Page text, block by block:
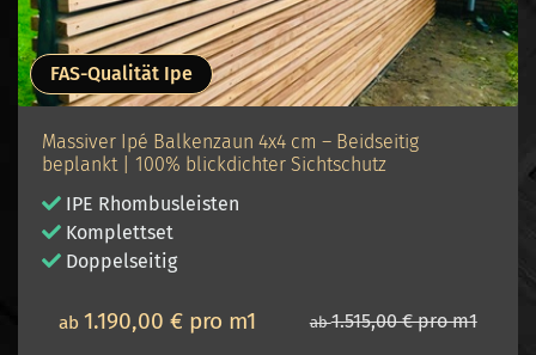
FAS-Qualität Ipe
Massiver Ipé Balkenzaun 4x4 cm – Beidseitig
beplankt | 100% blickdichter Sichtschutz
IPE Rhombusleisten
Komplettset
Doppelseitig
ab 1.190,00 € pro m1 ab1.515,00 € pro m1